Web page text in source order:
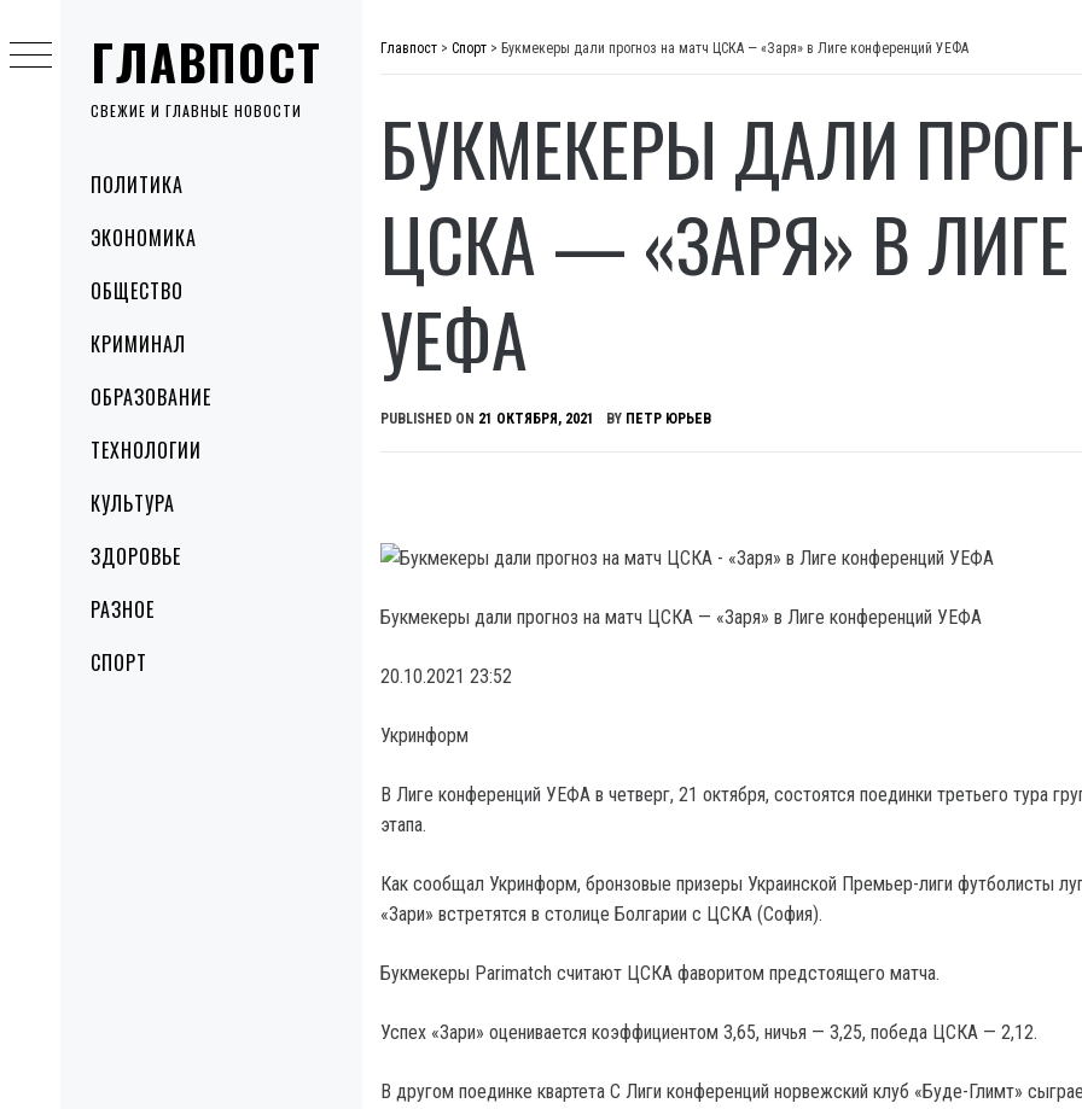
ГЛАВПОСТ
СВЕЖИЕ И ГЛАВНЫЕ НОВОСТИ
MenuПОЛИТИКА
ЭКОНОМИКА
ОБЩЕСТВО
КРИМИНАЛ
ОБРАЗОВАНИЕ
ТЕХНОЛОГИИ
КУЛЬТУРА
ЗДОРОВЬЕ
РАЗНОЕ
СПОРТ
to
content
Главпост > Спорт > Букмекеры дали прогноз на матч ЦСКА — «Заря» в Лиге конференций УЕФА
БУКМЕКЕРЫ ДАЛИ
ЦСКА — «ЗАРЯ» В
УЕФА
PUBLISHED ON 21 ОКТЯБРЯ, 2021 BY ПЕТР ЮРЬЕВ
Букмекеры дали прогноз на матч ЦСКА — «Заря» в Лиге конференций УЕФА
20.10.2021 23:52
Укринформ
В Лиге конференций УЕФА в четверг, 21 октября, состоятся поединки третьего тура
этапа.
Как сообщал Укринформ, бронзовые призеры Украинской Премьер-лиги футболисты
«Зари» встретятся в столице Болгарии с ЦСКА (София).
Букмекеры Parimatch считают ЦСКА фаворитом предстоящего матча.
Успех «Зари» оценивается коэффициентом 3,65, ничья — 3,25, победа ЦСКА — 2,12.
В другом поединке квартета С Лиги конференций норвежский клуб «Буде-Глимт»